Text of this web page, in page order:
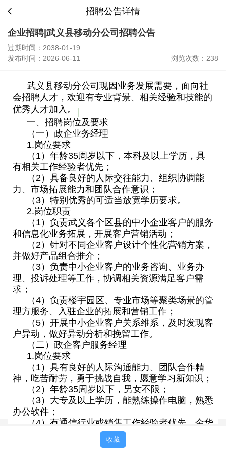
招聘公告详情
企业招聘|武义县移动分公司招聘公告
过期时间：2038-01-19
发布时间：2026-06-11
浏览次数：238
武义县移动分公司现因业务发展需要，面向社
会招聘人才，欢迎有专业背景、相关经验和技能的
优秀人才加入。
一、招聘岗位及要求
（一）政企业务经理
1.岗位要求
（1）年龄35周岁以下，本科及以上学历，具
有相关工作经验者优先；
（2）具备良好的人际交往能力、组织协调能
力、市场拓展能力和团队合作意识；
（3）特别优秀的可适当放宽学历要求。
2.岗位职责
（1）负责武义各个区县的中小企业客户的服务
和信息化业务拓展，开展客户营销活动；
（2）针对不同企业客户设计个性化营销方案，
并做好产品组合推介；
（3）负责中小企业客户的业务咨询、业务办
理、投诉处理等工作，协调相关资源满足客户需
求；
（4）负责楼宇园区、专业市场等聚类场景的管
理方服务、入驻企业的拓展和营销工作；
（5）开展中小企业客户关系维系，及时发现客
户异动，做好异动分析和挽留工作。
（二）政企客户服务经理
1.岗位要求
（1）具有良好的人际沟通能力、团队合作精
神，吃苦耐劳，勇于挑战自我，愿意学习新知识；
（2）年龄35周岁以下，男女不限；
（3）大专及以上学历，能熟练操作电脑，熟悉
办公软件；
（4）有通信行业或销售工作经验者优先，金华
地区本地户口者优先。
收藏